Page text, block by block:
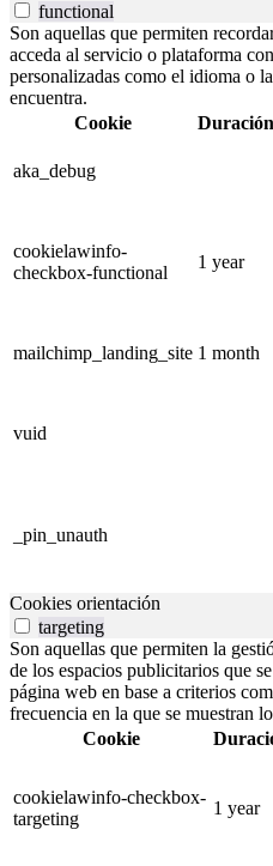
functional
Son aquellas que permiten
acceda al servicio o plataforma
personalizadas como el idioma o
encuentra.
Cookie
Duración
aka_debug
cookielawinfo-
checkbox-functional
1 year
mailchimp_landing_site 1 month
vuid
_pin_unauth
Cookies orientación
targeting
Son aquellas que permiten la
de los espacios publicitarios que
página web en base a criterios
frecuencia en la que se muestran
Cookie
cookielawinfo-checkbox-
targeting
1 year